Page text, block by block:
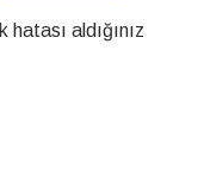
aldığınız